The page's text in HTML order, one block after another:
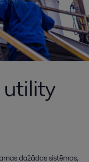
dažādas sistēmas,